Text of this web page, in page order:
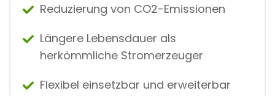
Reduzierung von CO2-Emissionen
Längere Lebensdauer als
herkömmliche Stromerzeuger
Flexibel einsetzbar und erweiterbar